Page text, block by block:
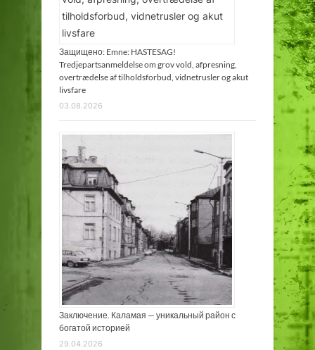
Защищено: Emne: HASTESAG!
Tredjepartsanmeldelse om grov vold, afpresning,
overtrædelse af tilholdsforbud, vidnetrusler og akut
livsfare
03.08.2026
Заключение. Каламая — уникальный район с
богатой историей
29.04.2026